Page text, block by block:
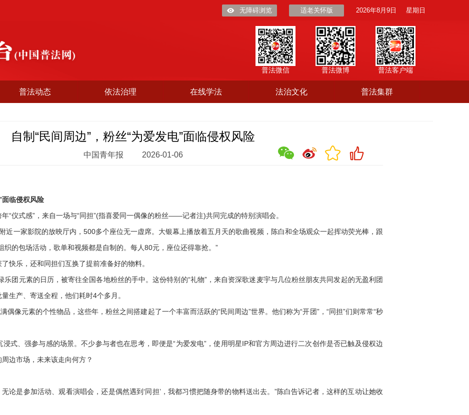
无障碍浏览 适老关怀版 2026年8月9日 星期日
普法客户端
普法微博
普法微信
普法动态 依法治理 在线学法 法治文化 普法集群
自制“民间周边”，粉丝“为爱发电”面临侵权风险
中国青年报 2026-01-06
临侵权风险
仪式感”，来自一场与“同担”(指喜爱同一偶像的粉丝——记者注)共同完成的特别演唱会。
一家影院的放映厅内，500多个座位无一虚席。大银幕上播放着五月天的歌曲视频，陈白和全场观众一起挥动荧光棒，跟
织的包场活动，歌单和视频都是自制的。每人80元，座位还得靠抢。”
乐，还和同担们互换了提前准备好的物料。
元素的日历，被寄往全国各地粉丝的手中。这份特别的“礼物”，来自资深歌迷麦宇与几位粉丝朋友共同发起的无盈利团
生产、寄送全程，他们耗时4个多月。
像元素的个性物品，这些年，粉丝之间搭建起了一个丰富而活跃的“民间周边”世界。他们称为“开团”，“同担”们则常常“秒
、强参与感的场景。不少参与者也在思考，即便是“为爱发电”，使用明星IP和官方周边进行二次创作是否已触及侵权边
边市场，未来该走向何方？
论是参加活动、观看演唱会，还是偶然遇到‘同担’，我都习惯把随身带的物料送出去。”陈白告诉记者，这样的互动让她收